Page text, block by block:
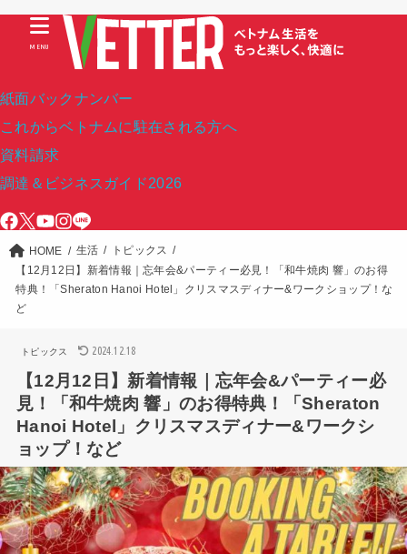
紙面バックナンバー
これからベトナムに駐在される方へ
資料請求
調達＆ビジネスガイド2026
MENU
HOME 生活
トピックス
【12月12日】新着情報｜忘年会&パーティー必見！「和牛焼肉 響」のお得
特典！「Sheraton Hanoi Hotel」クリスマスディナー&ワークショップ！な
ど
トピックス 2024.12.18
【12月12日】新着情報｜忘年会&パーティー必
見！「和牛焼肉 響」のお得特典！「Sheraton
Hanoi Hotel」クリスマスディナー&ワークシ
ョップ！など